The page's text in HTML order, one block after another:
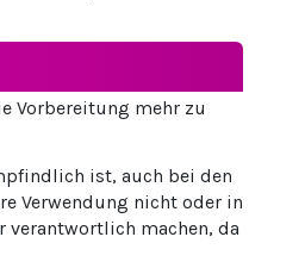
Vorbereitung mehr zu
ist, auch bei den
Verwendung nicht oder in
verantwortlich machen, da